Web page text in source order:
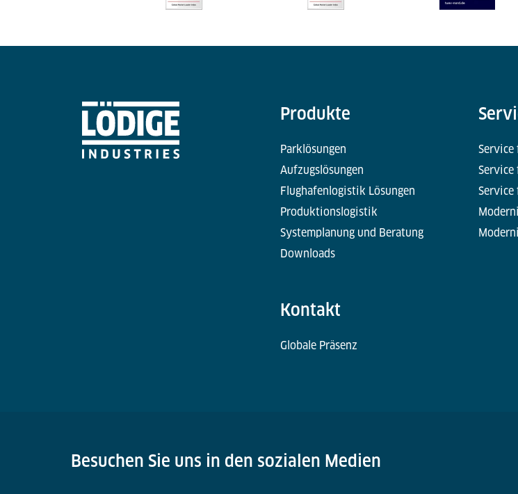
Produkte
Parklösungen
Aufzugslösungen
Flughafenlogistik Lösungen
Produktionslogistik
Systemplanung und Beratung
Downloads
Service
Service
Kontakt
Globale Präsenz
Besuchen Sie uns in den sozialen Medien